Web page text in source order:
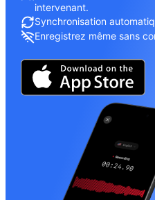
intervenant.
Synchronisation
Enregistrez même sans